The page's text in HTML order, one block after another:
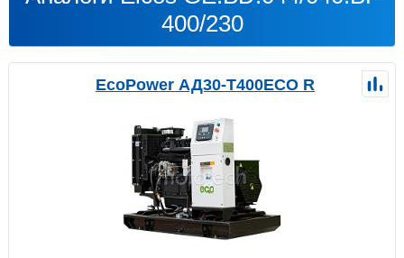
400/230
EcoPower АД30-T400ECO R